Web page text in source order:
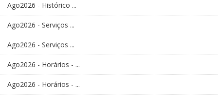
Ago2026 - Histórico ...
Ago2026 - Serviços ...
Ago2026 - Serviços ...
Ago2026 - Horários - ...
Ago2026 - Horários - ...